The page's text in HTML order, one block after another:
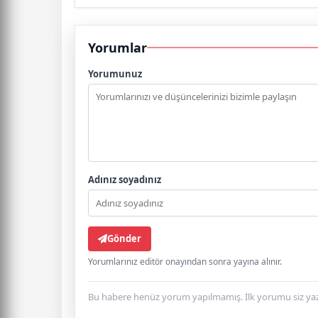
Yorumlar
Yorumunuz
Adınız soyadınız
Gönder
Yorumlarınız editör onayından sonra yayına alınır.
Bu habere henüz yorum yapılmamış. İlk yorumu siz